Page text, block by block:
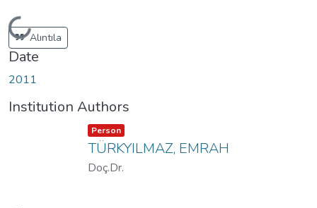
Loading...
Alıntıla
Date
2011
Institution Authors
Item type:
Person ,
TÜRKYILMAZ, EMRAH
Doç.Dr.